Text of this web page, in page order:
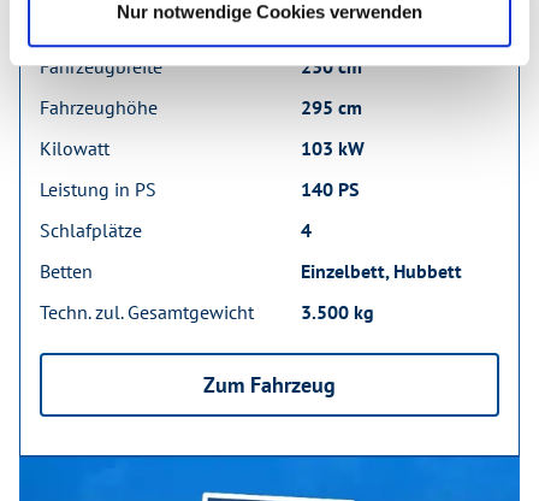
Nur notwendige Cookies verwenden
Fahrzeuglänge
699 cm
Fahrzeugbreite
230 cm
Fahrzeughöhe
295 cm
Kilowatt
103 kW
Leistung in PS
140 PS
Schlafplätze
4
Betten
Einzelbett, Hubbett
Techn. zul. Gesamtgewicht
3.500 kg
Zum Fahrzeug